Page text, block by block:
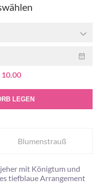
10.00
LEGEN
Blumenstrauß
mit Königtum und
tiefblaue Arrangement